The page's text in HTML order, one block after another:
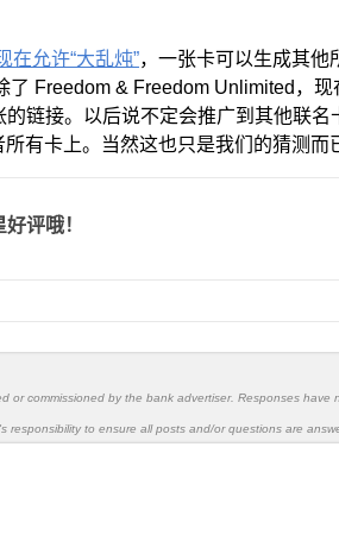
在允许“大乱炖”，一张卡可以生成其他
了 Freedom & Freedom Unlimited，
链接。以后说不定会推广到其他联名
有卡上。当然这也只是我们的猜测而
评哦！
or commissioned by the bank advertiser. Responses
responsibility to ensure all posts and/or questions are